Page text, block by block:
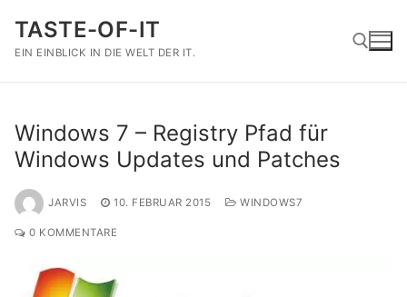
Inhalt
springen
TASTE-OF-IT
EIN EINBLICK IN DIE WELT DER IT.
Windows 7 – Registry Pfad für
Windows Updates und Patches
JARVIS 10. FEBRUAR 2015 WINDOWS7
0 KOMMENTARE